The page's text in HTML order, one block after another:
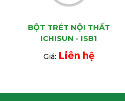
BỘT TRÉT NỘI THẤT
ICHISUN - ISB1
Giá: Liên hệ